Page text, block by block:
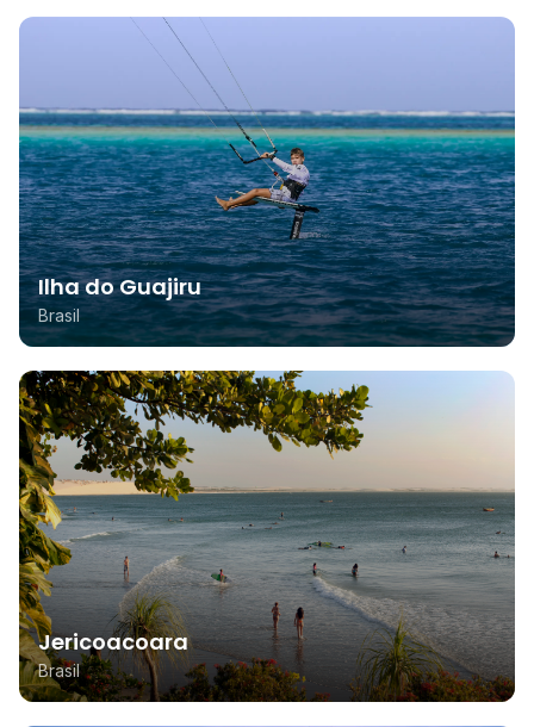
Ilha do Guajiru
Brasil
Jericoacoara
Brasil